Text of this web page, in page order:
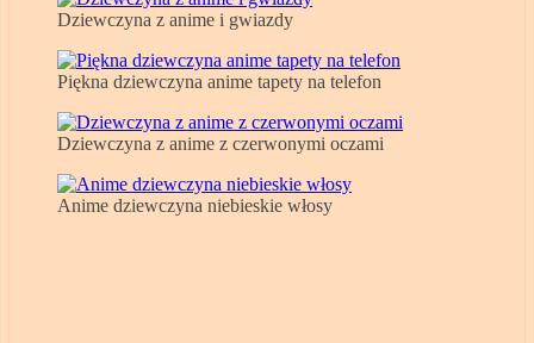
Dziewczyna z anime i gwiazdy
Piękna dziewczyna anime tapety na telefon
Dziewczyna z anime z czerwonymi oczami
Anime dziewczyna niebieskie włosy